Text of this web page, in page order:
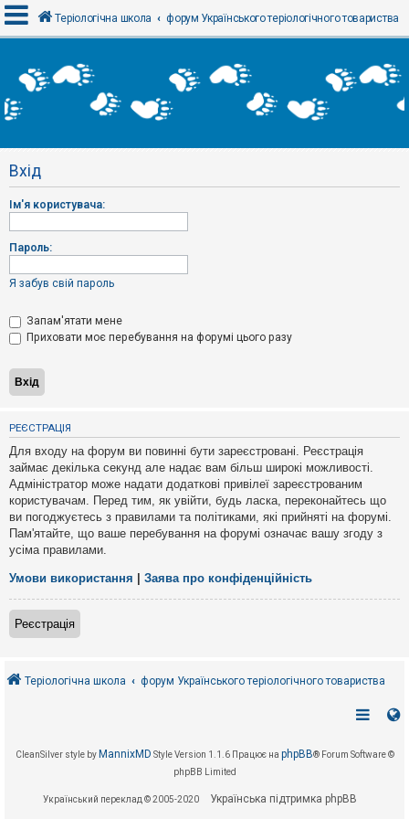
х
і
Р
є
т
р
а
і
Т
м
и
б
з
в
і
д
п
о
в
і
д
е
й
А
к
т
и
і
Теріологічна школа форум Українського теріологічного товариства
Вхід
Ім'я користувача:
Пароль:
Я забув свій пароль
Запам'ятати мене
Приховати моє перебування на форумі цього разу
РЕЄСТРАЦІЯ
Для входу на форум ви повинні бути зареєстровані. Реєстрація
займає декілька секунд але надає вам більш широкі можливості.
Адміністратор може надати додаткові привілеї зареєстрованим
користувачам. Перед тим, як увійти, будь ласка, переконайтесь що
ви погоджуєтесь з правилами та політиками, які прийняті на форумі.
Пам'ятайте, що ваше перебування на форумі означає вашу згоду з
усіма правилами.
Умови використання Заява про конфіденційність
Реєстрація
Теріологічна школа форум Українського теріологічного товариства
CleanSilver style by MannixMD Style Version 1.1.6 Працює на phpBB® Forum Software ©
phpBB Limited
Український переклад © 2005-2020 Українська підтримка phpBB